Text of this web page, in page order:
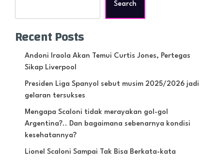
Search
Recent Posts
Andoni Iraola Akan Temui Curtis Jones, Pertegas
Sikap Liverpool
Presiden Liga Spanyol sebut musim 2025/2026 jadi
gelaran tersukses
Mengapa Scaloni tidak merayakan gol-gol
Argentina?.. Dan bagaimana sebenarnya kondisi
kesehatannya?
Lionel Scaloni Sampai Tak Bisa Berkata-kata